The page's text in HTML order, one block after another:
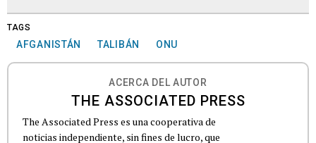
TAGS
AFGANISTÁN TALIBÁN ONU
ACERCA DEL AUTOR
THE ASSOCIATED PRESS
The Associated Press es una cooperativa de
noticias independiente, sin fines de lucro, que